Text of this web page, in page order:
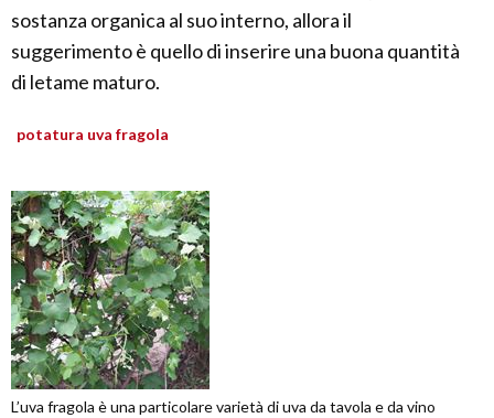
sostanza organica al suo interno, allora il
suggerimento è quello di inserire una buona quantità
di letame maturo.
potatura uva fragola
L’uva fragola è una particolare varietà di uva da tavola e da vino